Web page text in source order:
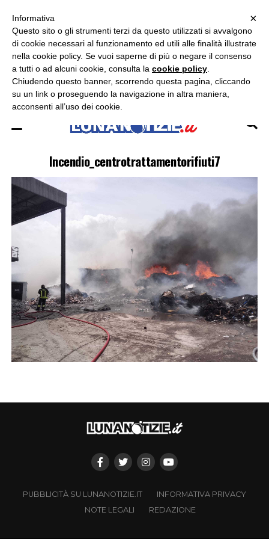
ASCOLTA RADIO LUNA
Incendio_centrotrattamentorifiuti7
PUBBLICITÀ SU LUNANOTIZIE.IT
INFORMATIVA PRIVACY
NOTE LEGALI
REDAZIONE
×
×
Informativa
Questo sito o gli strumenti terzi da questo utilizzati si avvalgono
di cookie necessari al funzionamento ed utili alle finalità illustrate
nella cookie policy. Se vuoi saperne di più o negare il consenso
a tutti o ad alcuni cookie, consulta la cookie policy
Chiudendo questo banner, scorrendo questa pagina, cliccando
su un link o proseguendo la navigazione in altra maniera,
acconsenti all’uso dei cookie.